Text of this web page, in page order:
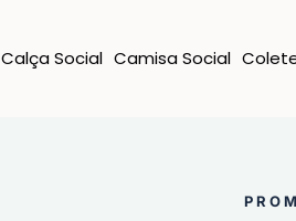
Calça Social Camisa Social